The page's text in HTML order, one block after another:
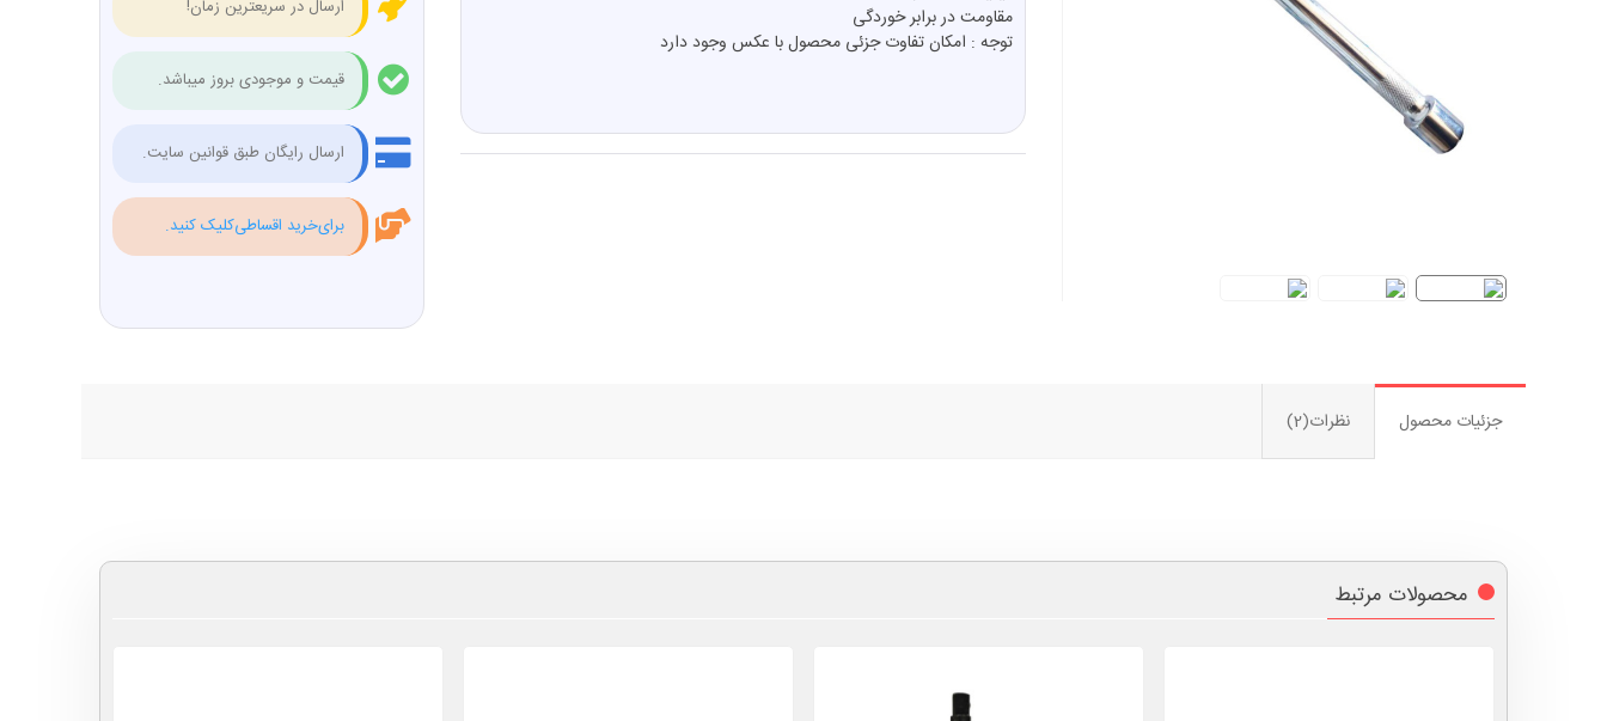
مقاومت در برابر خوردگی
توجه : امکان تفاوت جزئی محصول با عکس وجود دارد
ارسال در سریعترین زمان!
قیمت و موجودی بروز میباشد.
ارسال رایگان طبق قوانین سایت.
برای‌خرید اقساطی‌کلیک کنید.
جزئیات محصول نظرات(2)
محصولات مرتبط